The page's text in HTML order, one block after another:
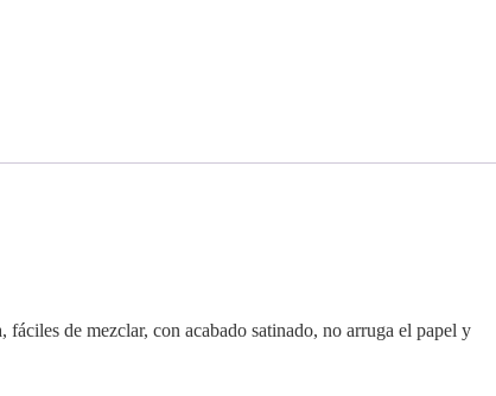
de mezclar, con acabado satinado, no arruga el papel y